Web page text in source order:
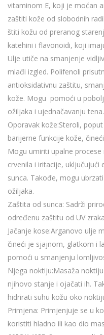
vitaminom E, koji je moćan
zaštiti kože od slobodnih
štiti kožu od preranog
katehini i flavonoidi, koji
Ulje utiče na smanjenje
mlađi izgled. Polifenoli
antioksidativnu zaštitu,
kože. Mogu pomoći u
ožiljaka i ujednačavanju tena.
Oporavak kože:Steroli,
barijerne funkcije kože,
Mogu umiriti upalne
crvenila i iritacije,
sunca. Takođe, mogu
ožiljaka.
Zaštita od sunca: Sadrži
određenu zaštitu od UV
Jačanje kose:Arganovo ulje
čineći je sjajnom, glatkom i
pomoći u smanjenju
Njega noktiju:Masaža
njihovo stanje i ojačati ih.
hidrirati suhu kožu oko
Primjena: Primjenjuje se u
koristiti hladno ili kao dio